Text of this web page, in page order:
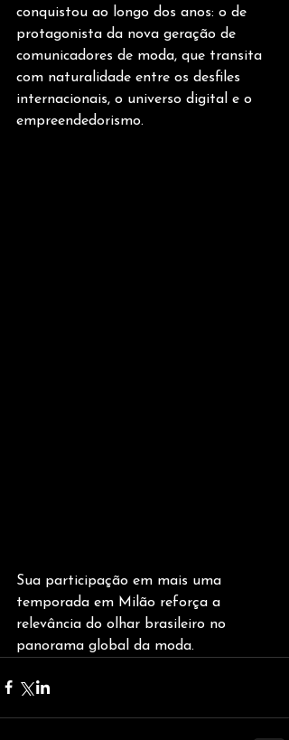
conquistou ao longo dos anos: o de
protagonista da nova geração de
comunicadores de moda, que transita
com naturalidade entre os desfiles
internacionais, o universo digital e o
empreendedorismo.
Sua participação em mais uma
temporada em Milão reforça a
relevância do olhar brasileiro no
panorama global da moda.